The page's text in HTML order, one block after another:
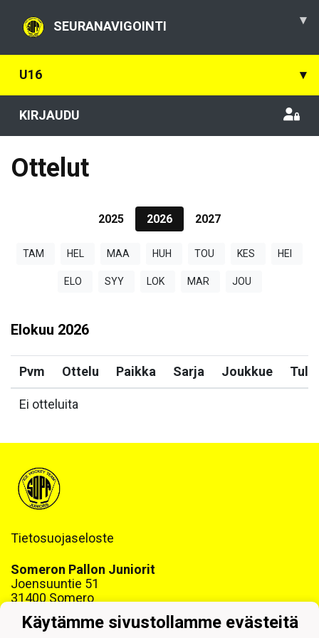
SEURANAVIGOINTI ▾
U16 ▾
KIRJAUDU
Ottelut
2025 2026 2027
TAM HEL MAA HUH TOU KES HEI
ELO SYY LOK MAR JOU
Elokuu 2026
Pvm Ottelu Paikka Sarja Joukkue
Ei otteluita
Tietosuojaseloste
Someron Pallon Juniorit
Joensuuntie 51
31400 Somero
www.sopajuniorit.fi
Y-tunnus: 1468999-6
Käytämme sivustollamme evästeitä